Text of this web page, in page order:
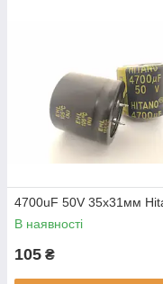
4700uF 50V 35х31мм
В наявності
105 ₴